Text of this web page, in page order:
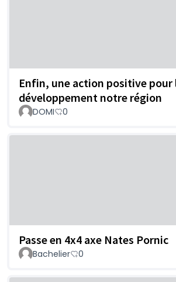
Enfin, une action positive pour
développement notre région
DOMI 0
Passe en 4x4 axe Nates Pornic
Bachelier 0